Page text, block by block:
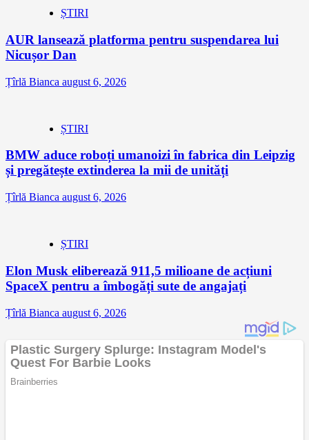
ȘTIRI
AUR lansează platforma pentru suspendarea lui
Nicușor Dan
Țîrlă Bianca august 6, 2026
ȘTIRI
BMW aduce roboți umanoizi în fabrica din Leipzig
și pregătește extinderea la mii de unități
Țîrlă Bianca august 6, 2026
ȘTIRI
Elon Musk eliberează 911,5 milioane de acțiuni
SpaceX pentru a îmbogăți sute de angajați
Țîrlă Bianca august 6, 2026